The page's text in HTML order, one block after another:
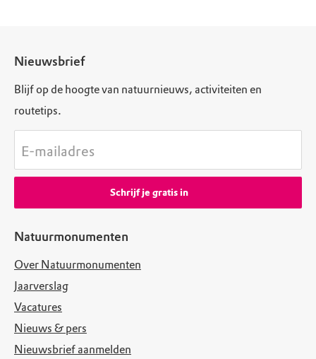
Natuurmonumenten
Over Natuurmonumenten
Jaarverslag
Vacatures
Nieuws & pers
Nieuwsbrief aanmelden
Nieuwsbrief
Blijf op de hoogte van natuurnieuws, activiteiten en
routetips.
E-mailadres
Schrijf je gratis in